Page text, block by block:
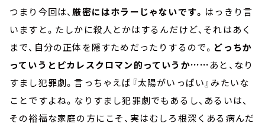
つまり今回は、厳密にはホラーじゃないです。 はっきり言
いますと。たしかに殺人とかはするんだけど、それはあく
まで、自分の正体を隠すためだったりするので。 どっちか
っていうとピカレスクロマン的っていうか……あと、なり
すまし犯罪劇。言っちゃえば『太陽がいっぱい』みたいな
ことですよね。なりすまし犯罪劇でもあるし、あるいは、
その裕福な家庭の方にこそ、実はむしろ根深くある病んだ